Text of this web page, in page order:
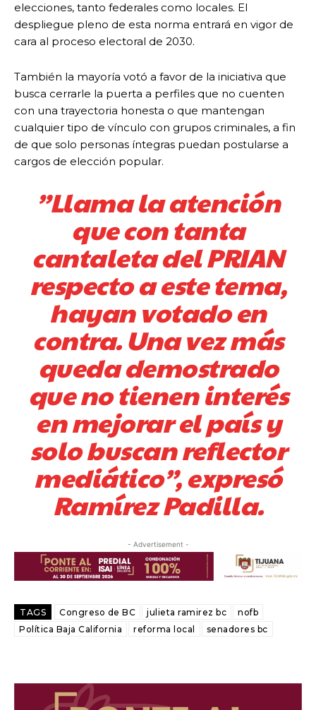
elecciones, tanto federales como locales. El
despliegue pleno de esta norma entrará en vigor de
cara al proceso electoral de 2030.
​También la mayoría votó a favor de la iniciativa que
busca cerrarle la puerta a perfiles que no cuenten
con una trayectoria honesta o que mantengan
cualquier tipo de vínculo con grupos criminales, a fin
de que solo personas íntegras puedan postularse a
cargos de elección popular.
​”Llama la atención
que con tanta
cantaleta del PRIAN
respecto a este tema,
hayan votado en
contra. Una vez más
queda demostrado
que no tienen interés
en mejorar el país y
solo buscan reflector
mediático”, expresó
Ramírez Padilla.
- Advertisement -
TAGS Congreso de BC julieta ramirez bc
nofb
Política Baja California
reforma local senadores bc